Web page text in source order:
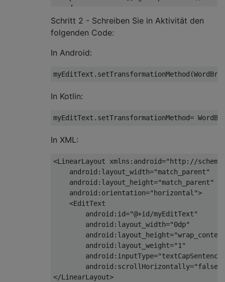
    {
return replacement;
    }
Schritt 2 - Schreiben Sie in Aktivität den
folgenden Code:
In Android:
In Kotlin:
In XML:
<LinearLayout xmlns:android="http://
android:layout_width="match_parent"
android:layout_height="match_parent"
android:orientation="horizontal">
<EditText
android:id="@+id/myEditText"
android:layout_width="0dp"
android:layout_height=
android:layout_weight="1"
android:inputType=
android:scrollHorizontally="false"
</LinearLayout>